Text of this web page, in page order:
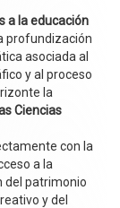
a la educación
profundización
asociada al
y al proceso
la
Ciencias
con la
a la
del patrimonio
y del